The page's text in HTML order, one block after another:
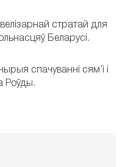
стратай для
Беларусі.
спачуванні сям’і і
Роўды.